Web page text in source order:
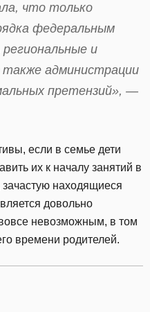
что только
федеральным
и
также администрации
претензий», —
если в семье дети
их к началу занятий в
находящиеся
довольно
невозможным, в том
времени родителей.